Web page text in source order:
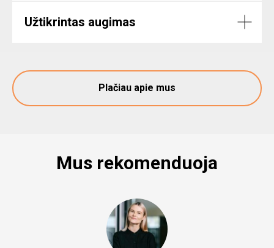
Užtikrintas augimas
Plačiau apie mus
Mus rekomenduoja